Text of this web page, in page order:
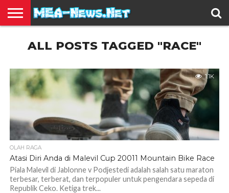
TERBARU
EDUKASI
HIBURAN
INSPIRASI
KESEHATAN
KULINER
OLAH
RAGA
OTOMOTIF
TRAVEL
JUAL
BELI
ALL POSTS TAGGED "RACE"
1.1K
OLAH RAGA
Atasi Diri Anda di Malevil Cup 20011 Mountain Bike Race
Piala Malevil di Jablonne v Podjestedi adalah salah satu maraton
terbesar, terberat, dan terpopuler untuk pengendara sepeda di
Republik Ceko. Ketiga trek...